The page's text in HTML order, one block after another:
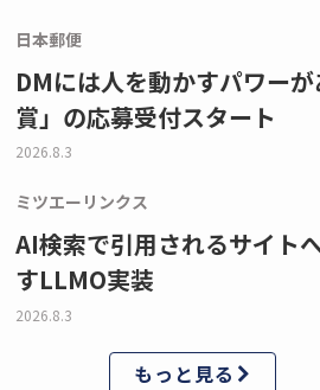
日本郵便
DMには人を動かすパワー
賞」の応募受付スタート
2026.8.3
ミツエーリンクス
AI検索で引用されるサイト
すLLMO実装
2026.8.3
もっと見る